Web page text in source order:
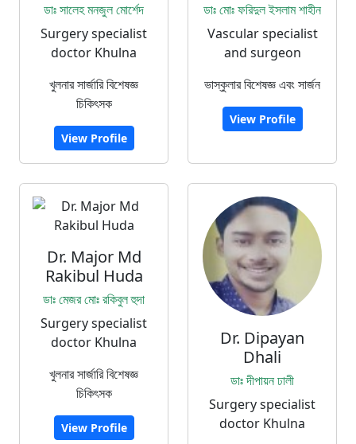
ডাঃ সালেহ মনজুল মোর্শেদ
Surgery specialist
doctor Khulna
খুলনার সার্জারি বিশেষজ্ঞ
চিকিৎসক
View Profile
ডাঃ মোঃ ফরিদুল ইসলাম শাহীন
Vascular specialist
and surgeon
ভাস্কুলার বিশেষজ্ঞ এবং সার্জন
View Profile
Dr. Major Md
Rakibul Huda
ডাঃ মেজর মোঃ রকিবুল হুদা
Surgery specialist
doctor Khulna
খুলনার সার্জারি বিশেষজ্ঞ
চিকিৎসক
View Profile
Dr. Dipayan
Dhali
ডাঃ দীপায়ন ঢালী
Surgery specialist
doctor Khulna